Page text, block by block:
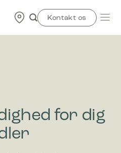
Kontakt os
for dig